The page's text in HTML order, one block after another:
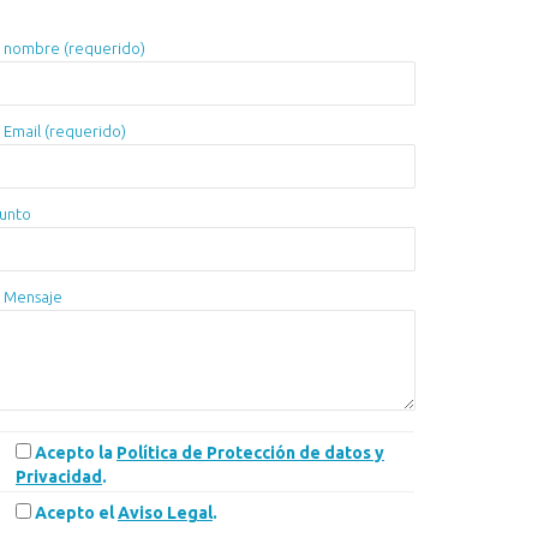
nombre (requerido)
Email (requerido)
Mensaje
Acepto la Política de Protección de datos y
Privacidad .
Acepto elAviso Legal.